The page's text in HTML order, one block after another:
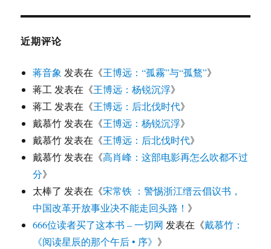
近期评论
蒋音象 发表在《王博远：“孤霧”与“孤鶩”》
蒋工发表在《王博远：杨锐沉浮》
蒋工发表在《王博远：后北伐时代》
戴慕竹发表在《王博远：杨锐沉浮》
戴慕竹发表在《王博远：后北伐时代》
戴慕竹发表在《高肖峰：这部电影再怎么吹都不过
分》
太棒了 发表在《宋常铁 ：警惕浙江缙云倡议书，
中国改革开放事业决不能走回头路！ 》
666位读者买了这本书 – 一切网 发表在《戴慕竹：
《阅读星辰的那个午后 • 序》 》